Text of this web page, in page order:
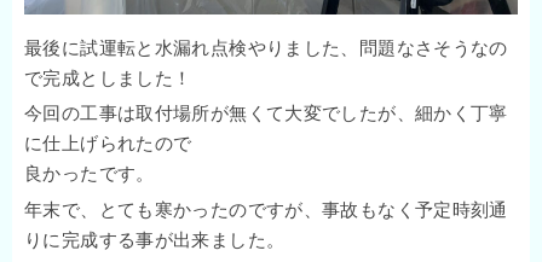
最後に試運転と水漏れ点検やりました、問題なさそうなの
で完成としました！
今回の工事は取付場所が無くて大変でしたが、細かく丁寧
に仕上げられたので
良かったです。
年末で、とても寒かったのですが、事故もなく予定時刻通
りに完成する事が出来ました。